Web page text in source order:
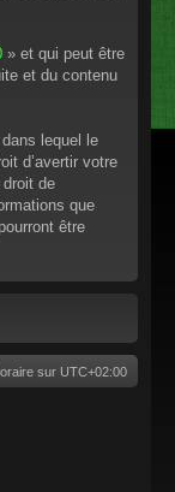
» et qui peut être
et du contenu
lequel le
d’avertir votre
de
que
être
sur UTC+02:00